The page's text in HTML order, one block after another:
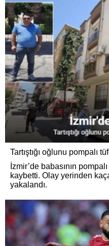
Tartıştığı oğlunu pompalı
İzmir’de babasının
kaybetti. Olay yerinden
yakalandı.